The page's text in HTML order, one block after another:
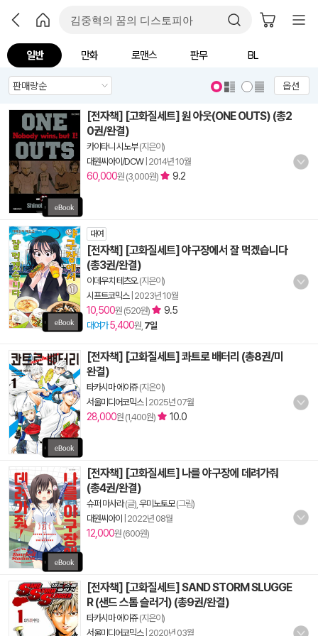
일반 만화 로맨스 판무 BL
옵션
[전자책] [고화질세트] 원 아웃(ONE OUTS) (총2
0권/완결)
카이타니 시노부(지은이)
대원씨아이/DCW| 2014년 10월
60,000원 (3,000원) 9.2
대여
[전자책] [고화질세트] 야구장에서 잘 먹겠습니다
(총3권/완결)
이데우치 테츠오(지은이)
시프트코믹스| 2023년 10월
10,500원 (520원) 9.5
대여가 5,400원, 7일
[전자책] [고화질세트] 콰트로 배터리 (총8권/미
완결)
타카시마 에이쥬(지은이)
서울미디어코믹스| 2025년 07월
28,000원 (1,400원) 10.0
[전자책] [고화질세트] 나를 야구장에 데려가줘
(총4권/완결)
슈퍼 마사라(글), 우미노토모(그림)
대원씨아이
2022년 08월
12,000원 (600원)
[전자책] [고화질세트] SAND STORM SLUGGE
R (샌드 스톰 슬러거) (총9권/완결)
타카시마 에이쥬(지은이)
서울미디어코믹스| 2020년 03월